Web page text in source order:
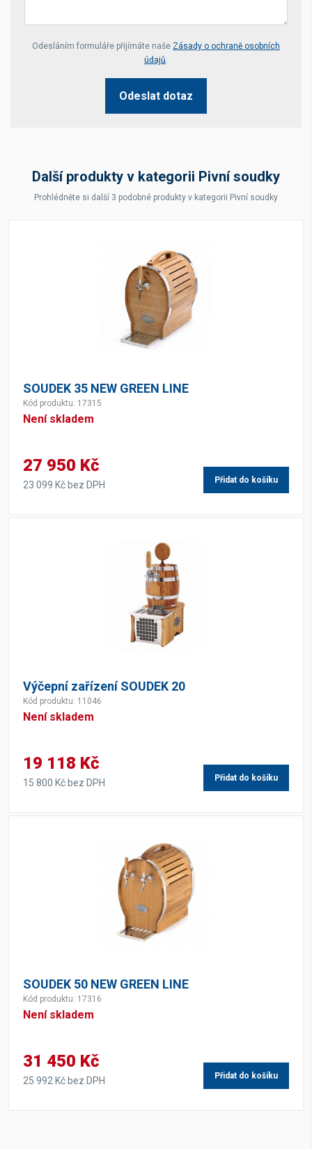
Your website *
Odesláním formuláře přijímáte naše Zásady o ochraně osobních
údajů.
Odeslat dotaz
Další produkty v kategorii Pivní soudky
Prohlédněte si další 3 podobné produkty v kategorii Pivní soudky
SOUDEK 35 NEW GREEN LINE
Kód produktu: 17315
Není skladem
27 950 Kč
23 099 Kč bez DPH Přidat do košíku
Výčepní zařízení SOUDEK 20
Kód produktu: 11046
Není skladem
19 118 Kč
15 800 Kč bez DPH Přidat do košíku
SOUDEK 50 NEW GREEN LINE
Kód produktu: 17316
Není skladem
31 450 Kč
25 992 Kč bez DPH Přidat do košíku